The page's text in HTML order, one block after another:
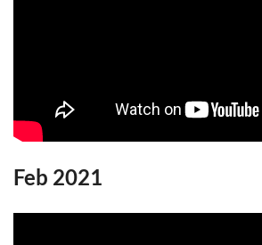
Feb 2021